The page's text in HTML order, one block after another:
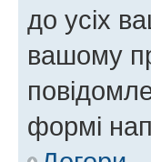
до усіх
вашому
формі